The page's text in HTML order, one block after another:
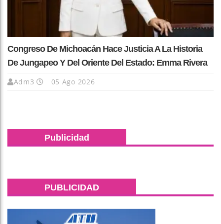
Congreso De Michoacán Hace Justicia A La Historia
De Jungapeo Y Del Oriente Del Estado: Emma Rivera
Adm3 05 Ago 2026
Publicidad
PUBLICIDAD